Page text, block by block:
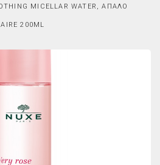
MICELLAR WATER, ΑΠΑΛΌ
200ML